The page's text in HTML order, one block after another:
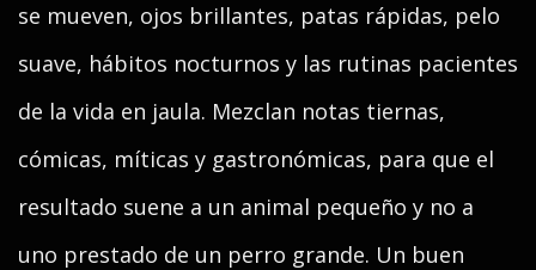
se mueven, ojos brillantes, patas rápidas, pelo
suave, hábitos nocturnos y las rutinas pacientes
de la vida en jaula. Mezclan notas tiernas,
cómicas, míticas y gastronómicas, para que el
resultado suene a un animal pequeño y no a
uno prestado de un perro grande. Un buen